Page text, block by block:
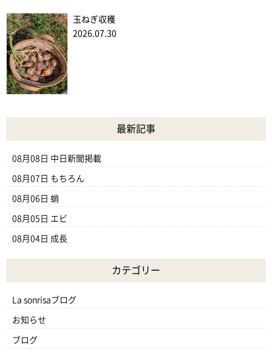
玉ねぎ収穫
2026.07.30
最新記事
08月08日 中日新聞掲載
08月07日 もちろん
08月06日 蛸
08月05日 エビ
08月04日 成長
カテゴリー
La sonrisaブログ
お知らせ
ブログ